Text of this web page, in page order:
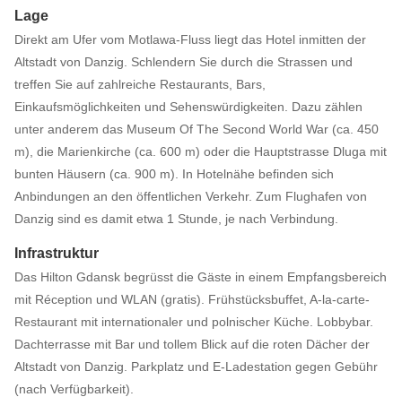
Lage
Direkt am Ufer vom Motlawa-Fluss liegt das Hotel inmitten der
Altstadt von Danzig. Schlendern Sie durch die Strassen und
treffen Sie auf zahlreiche Restaurants, Bars,
Einkaufsmöglichkeiten und Sehenswürdigkeiten. Dazu zählen
unter anderem das Museum Of The Second World War (ca. 450
m), die Marienkirche (ca. 600 m) oder die Hauptstrasse Dluga mit
bunten Häusern (ca. 900 m). In Hotelnähe befinden sich
Anbindungen an den öffentlichen Verkehr. Zum Flughafen von
Danzig sind es damit etwa 1 Stunde, je nach Verbindung.
Infrastruktur
Das Hilton Gdansk begrüsst die Gäste in einem Empfangsbereich
mit Réception und WLAN (gratis). Frühstücksbuffet, A-la-carte-
Restaurant mit internationaler und polnischer Küche. Lobbybar.
Dachterrasse mit Bar und tollem Blick auf die roten Dächer der
Altstadt von Danzig. Parkplatz und E-Ladestation gegen Gebühr
(nach Verfügbarkeit).